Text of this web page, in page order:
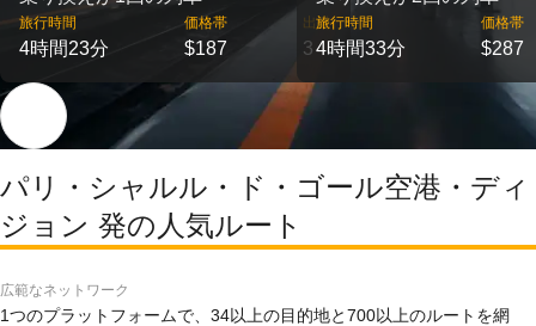
旅行時間
4時間23分
価格帯
$187
出発
3
旅行時間
4時間33分
価格帯
$287
パリ・シャルル・ド・ゴール空港・ディ
ジョン 発の人気ルート
広範なネットワーク
1つのプラットフォームで、34以上の目的地と700以上のルートを網